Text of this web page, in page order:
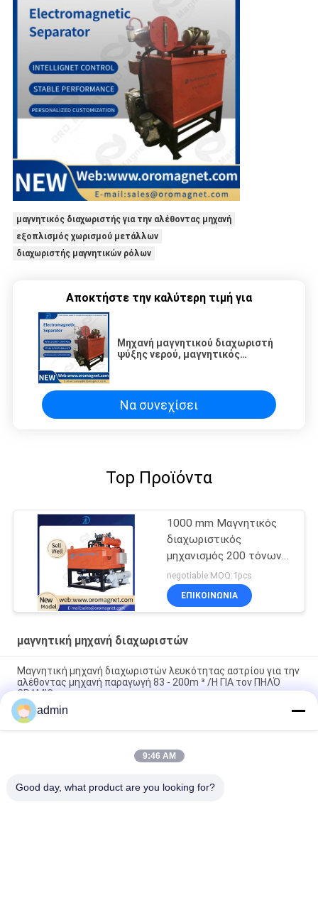
μαγνητικός διαχωριστής για την αλέθοντας μηχανή
εξοπλισμός χωρισμού μετάλλων
διαχωριστής μαγνητικών ρόλων
Αποκτήστε την καλύτερη τιμή για
Μηχανή μαγνητικού διαχωριστή
ψύξης νερού, μαγνητικός
Να συνεχίσει
Top Προϊόντα
1000 mm Μαγνητικός
διαχωριστικός
μηχανισμός 200 τόνων
380VAC Μαγνητικός
διαχωριστικός
μηχανισμός
negotiable MOQ:1pcs
ΕΠΙΚΟΙΝΩΝΊΑ
μαγνητική μηχανή διαχωριστών
Μαγνητική μηχανή διαχωριστών λευκότητας αστρίου για την
αλέθοντας μηχανή παραγωγή 83 - 200m ³ /H ΓΙΑ τον ΠΗΛΌ
CRAMIC
Μεταφορέας ζώνης Σιδηρομεταλλεύματος
Ηλεκτρομαγνητικός μηχανισμός διαχωρισμού κυλίνδρων
Μηχανή διαχωριστών μαγνητών υψηλής ικανότητας
admin
9:46 AM
Good day, what product are you looking for?